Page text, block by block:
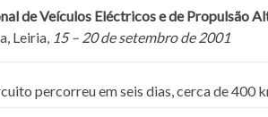
de Veículos Eléctricos e de Propulsão
Leiria, 15 – 20 de setembro de 2001
percorreu em seis dias, cerca de 400